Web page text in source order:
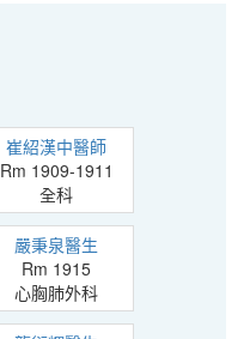
崔紹漢中醫師
Rm 1909-1911
全科
嚴秉泉醫生
Rm 1915
心胸肺外科